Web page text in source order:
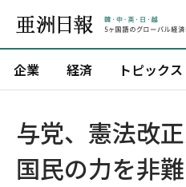
企業 経済 トピックス
与党、憲法改
国民の力を非